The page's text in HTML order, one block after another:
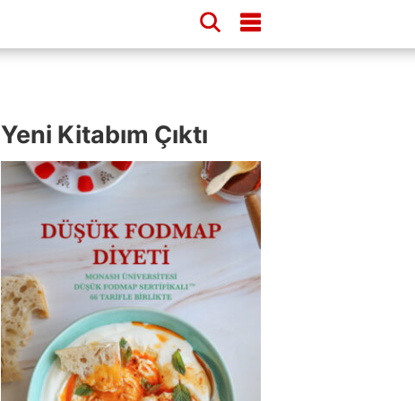
Yeni Kitabım Çıktı